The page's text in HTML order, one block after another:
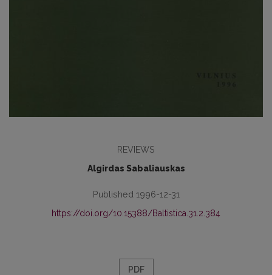
REVIEWS
Algirdas Sabaliauskas
Published 1996-12-31
https://doi.org/10.15388/Baltistica.31.2.384
PDF